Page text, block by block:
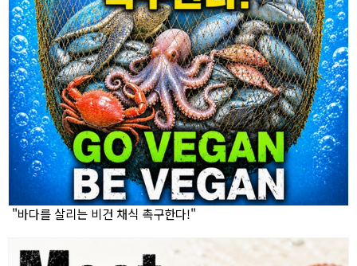
"바다를 살리는 비건 채식 촉구한다!"